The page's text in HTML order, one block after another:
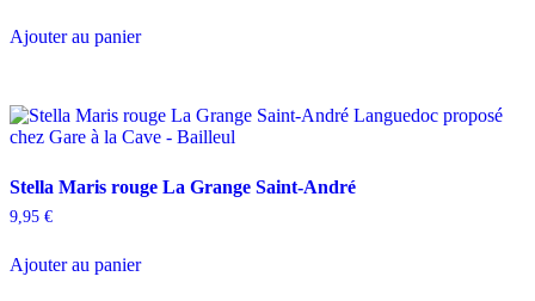
Ajouter au panier
Stella Maris rouge La Grange Saint-André
9,95 €
Ajouter au panier